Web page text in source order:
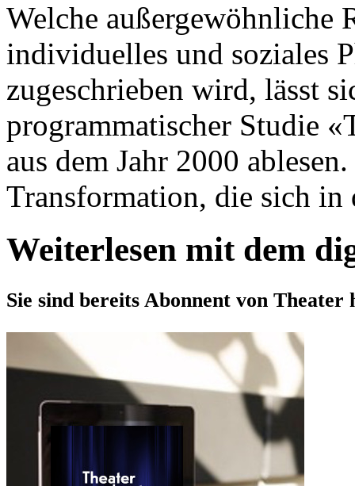
Welche außergewöhnliche
individuelles und soziales
zugeschrieben wird, lässt
programmatischer Studie
aus dem Jahr 2000
Transformation, die sich in
Weiterlesen mit dem
Sie sind bereits Abonnent von Theater